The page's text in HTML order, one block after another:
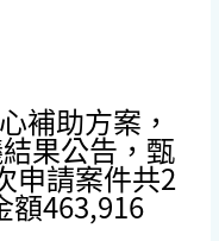
補助方案，
果公告，甄
申請案件共2
額463,916